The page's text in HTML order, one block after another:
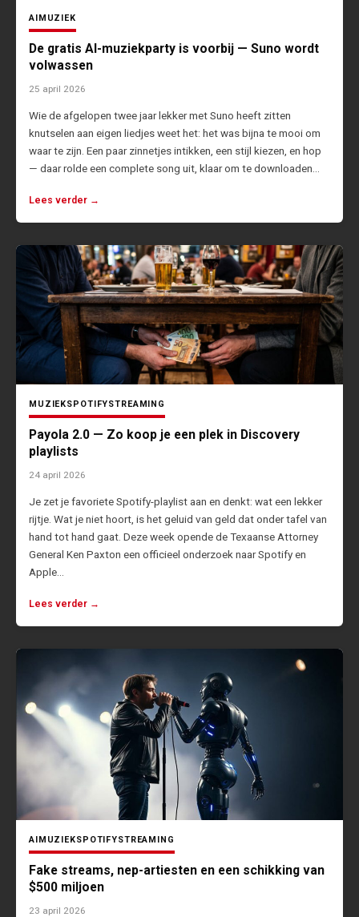
AI MUZIEK
De gratis AI-muziekparty is voorbij — Suno wordt
volwassen
25 april 2026
Wie de afgelopen twee jaar lekker met Suno heeft zitten
knutselen aan eigen liedjes weet het: het was bijna te mooi om
waar te zijn. Een paar zinnetjes intikken, een stijl kiezen, en hop
— daar rolde een complete song uit, klaar om te downloaden…
Lees verder →
MUZIEKSPOTIFYSTREAMING
Payola 2.0 — Zo koop je een plek in Discovery
playlists
24 april 2026
Je zet je favoriete Spotify-playlist aan en denkt: wat een lekker
rijtje. Wat je niet hoort, is het geluid van geld dat onder tafel van
hand tot hand gaat. Deze week opende de Texaanse Attorney
General Ken Paxton een officieel onderzoek naar Spotify en
Apple…
Lees verder →
AIMUZIEKSPOTIFYSTREAMING
Fake streams, nep-artiesten en een schikking van
$500 miljoen
23 april 2026